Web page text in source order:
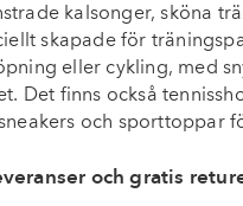
kalsonger, sköna
skapade för
eller cykling, med
Det finns också
och sporttoppar
och gratis